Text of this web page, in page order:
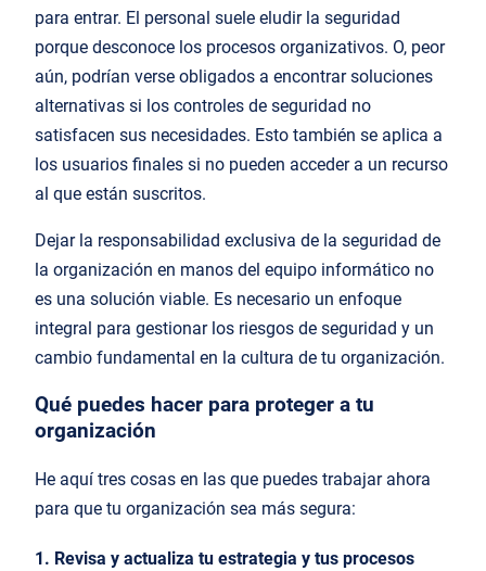
para entrar. El personal suele eludir la seguridad
porque desconoce los procesos organizativos. O, peor
aún, podrían verse obligados a encontrar soluciones
alternativas si los controles de seguridad no
satisfacen sus necesidades. Esto también se aplica a
los usuarios finales si no pueden acceder a un recurso
al que están suscritos.
Dejar la responsabilidad exclusiva de la seguridad de
la organización en manos del equipo informático no
es una solución viable. Es necesario un enfoque
integral para gestionar los riesgos de seguridad y un
cambio fundamental en la cultura de tu organización.
Qué puedes hacer para proteger a tu
organización
He aquí tres cosas en las que puedes trabajar ahora
para que tu organización sea más segura:
1. Revisa y actualiza tu estrategia y tus procesos